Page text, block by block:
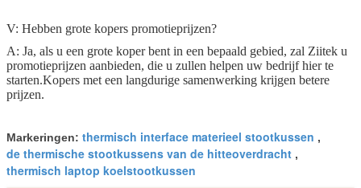
V: Hebben grote kopers promotieprijzen?
A: Ja, als u een grote koper bent in een bepaald gebied, zal Ziitek u
promotieprijzen aanbieden, die u zullen helpen uw bedrijf hier te
starten.Kopers met een langdurige samenwerking krijgen betere
prijzen.
Markeringen: thermisch interface materieel stootkussen ,
de thermische stootkussens van de hitteoverdracht ,
thermisch laptop koelstootkussen